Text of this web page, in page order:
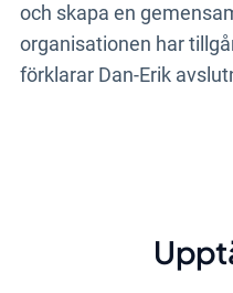
och skapa en
organisationen har
förklarar Dan-Erik